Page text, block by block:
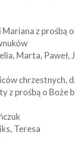
z prośbą
Marta, Paweł,
chrzestnych,
z prośbą o Boże
Teresa